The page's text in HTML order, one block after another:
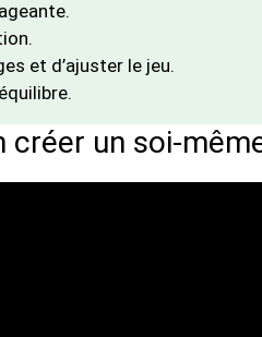
et d’ajuster le jeu.
créer un soi-